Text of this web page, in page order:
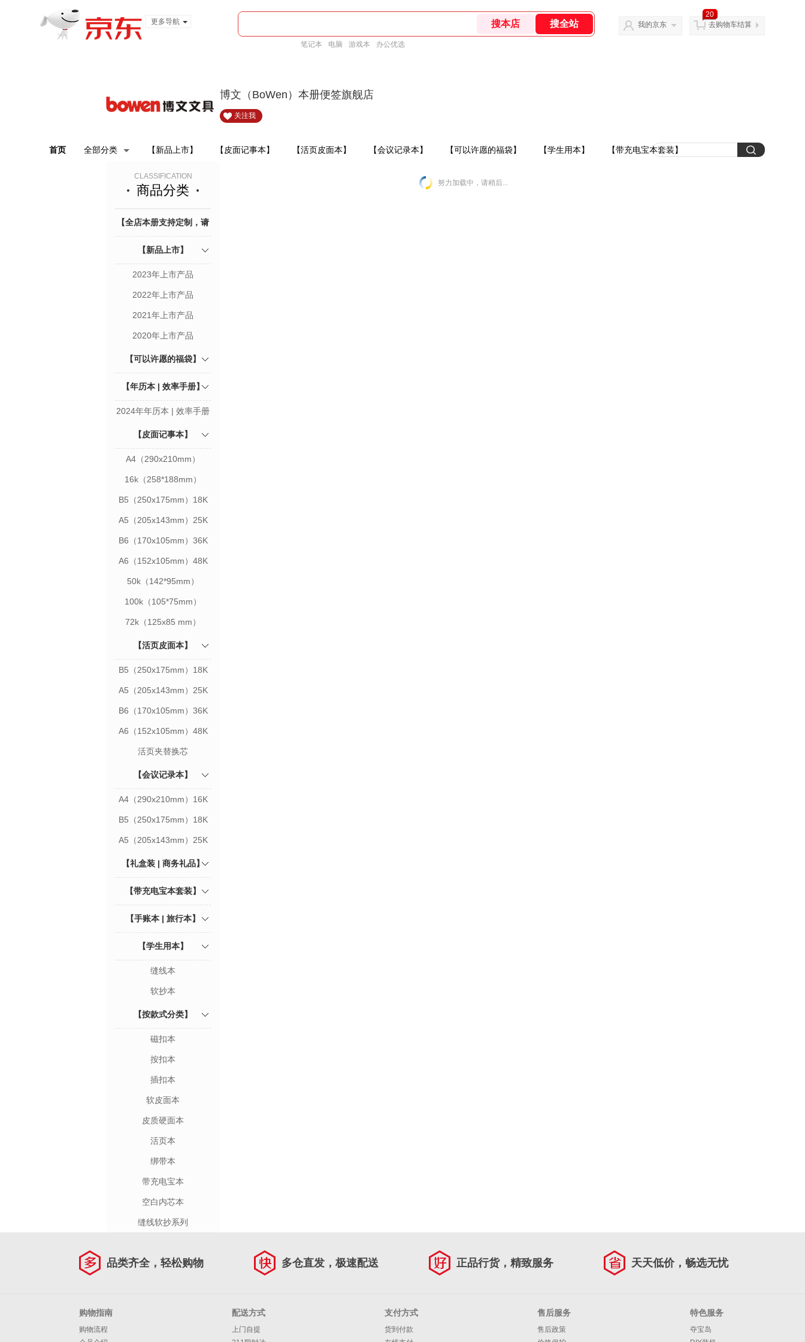
更多导航
笔记本 电脑 游戏本 办公优选
我的京东
20
去购物车结算
博文（BoWen）本册便签旗舰店
关注我
首页 全部分类 【新品上市】 【皮面记事本】 【活页皮面本】 【会议记录本】 【可以许愿的福袋】 【学生用本】 【带充电宝本套装】
CLASSIFICATION
商品分类
【全店本册支持定制，请
联系客服】
【新品上市】
2023年上市产品
2022年上市产品
2021年上市产品
2020年上市产品
【可以许愿的福袋】
【年历本 | 效率手册】
2024年年历本 | 效率手册
【皮面记事本】
A4（290x210mm）
16k（258*188mm）
B5（250x175mm）18K
A5（205x143mm）25K
B6（170x105mm）36K
A6（152x105mm）48K
50k（142*95mm）
100k（105*75mm）
72k（125x85 mm）
【活页皮面本】
B5（250x175mm）18K
A5（205x143mm）25K
B6（170x105mm）36K
A6（152x105mm）48K
活页夹替换芯
【会议记录本】
A4（290x210mm）16K
B5（250x175mm）18K
A5（205x143mm）25K
【礼盒装 | 商务礼品】
【带充电宝本套装】
【手账本 | 旅行本】
【学生用本】
缝线本
软抄本
【按款式分类】
磁扣本
按扣本
插扣本
软皮面本
皮质硬面本
活页本
绑带本
带充电宝本
空白内芯本
缝线软抄系列
努力加载中，请稍后...
品类齐全，轻松购物 多仓直发，极速配送 正品行货，精致服务 天天低价，畅选无忧
购物指南
购物流程
配送方式
上门自提
支付方式
货到付款
售后服务
售后政策
特色服务
夺宝岛